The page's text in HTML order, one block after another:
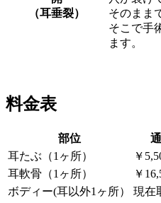
（耳垂裂）
そのまま
そこで手
ます。
料金表
部位
耳たぶ（1ヶ所）
￥
耳軟骨（1ヶ所）
￥
ボディー(耳以外1ヶ所）
現在